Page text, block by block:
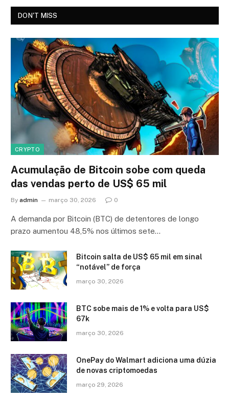
DON'T MISS
CRYPTO
Acumulação de Bitcoin sobe com queda
das vendas perto de US$ 65 mil
By admin março 30, 2026 0
A demanda por Bitcoin (BTC) de detentores de longo
prazo aumentou 48,5% nos últimos sete…
Bitcoin salta de US$ 65 mil em sinal
“notável” de força
março 30, 2026
BTC sobe mais de 1% e volta para US$
67k
março 30, 2026
OnePay do Walmart adiciona uma dúzia
de novas criptomoedas
março 29, 2026